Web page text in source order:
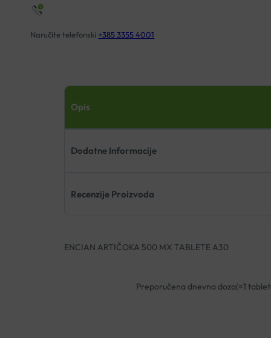
Naručite telefonski +385 3355 4001
Opis
Dodatne Informacije
Recenzije Proizvoda
ENCIAN ARTIČOKA 500 MX TABLETE A30
Preporučena dnevna doza(=1